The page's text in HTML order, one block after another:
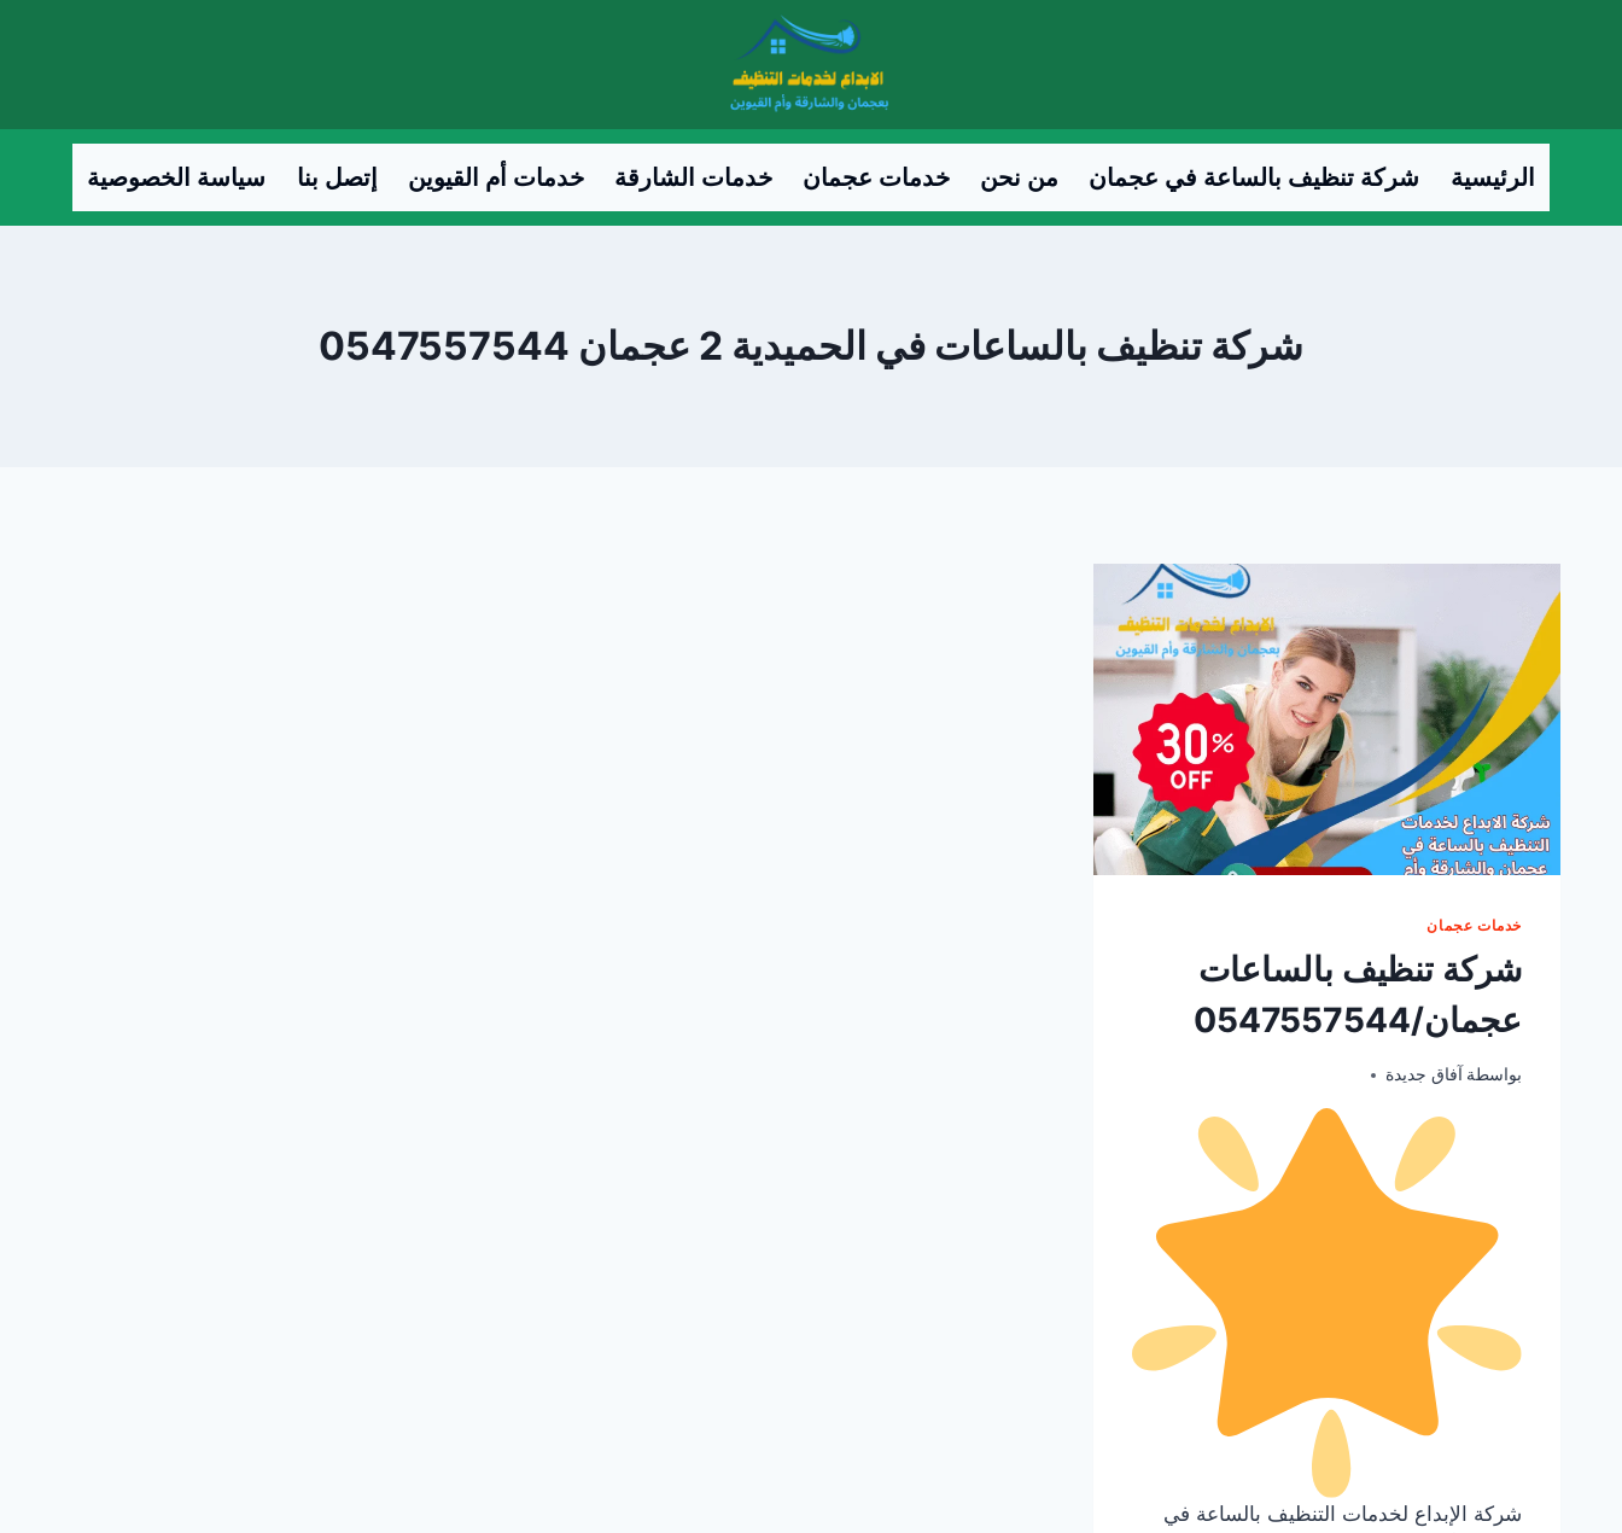
الرئيسية شركة تنظيف بالساعة في عجمان من نحن خدمات عجمان خدمات الشارقة خدمات أم القيوين إتصل بنا سياسة الخصوصية
شركة تنظيف بالساعات في الحميدية 2 عجمان 0547557544
خدمات عجمان
شركة تنظيف بالساعات
عجمان/0547557544
بواسطة آفاق جديدة أكتوبر 8, 2025
شركة الإبداع لخدمات التنظيف بالساعة في